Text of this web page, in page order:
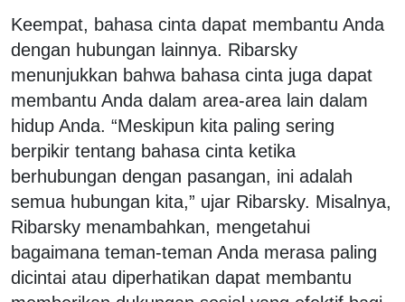
Keempat, bahasa cinta dapat membantu Anda
dengan hubungan lainnya. Ribarsky
menunjukkan bahwa bahasa cinta juga dapat
membantu Anda dalam area-area lain dalam
hidup Anda. “Meskipun kita paling sering
berpikir tentang bahasa cinta ketika
berhubungan dengan pasangan, ini adalah
semua hubungan kita,” ujar Ribarsky. Misalnya,
Ribarsky menambahkan, mengetahui
bagaimana teman-teman Anda merasa paling
dicintai atau diperhatikan dapat membantu